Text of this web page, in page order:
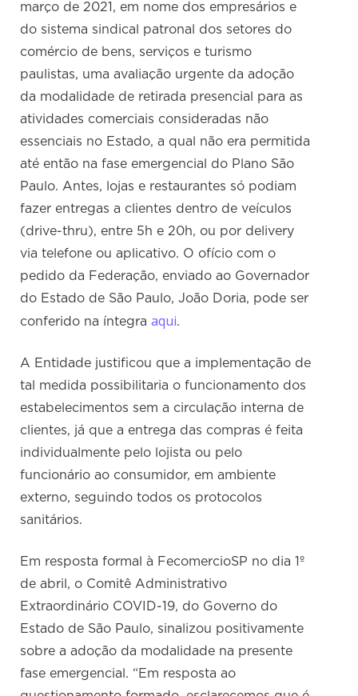
março de 2021, em nome dos empresários e
do sistema sindical patronal dos setores do
comércio de bens, serviços e turismo
paulistas, uma avaliação urgente da adoção
da modalidade de retirada presencial para as
atividades comerciais consideradas não
essenciais no Estado, a qual não era permitida
até então na fase emergencial do Plano São
Paulo. Antes, lojas e restaurantes só podiam
fazer entregas a clientes dentro de veículos
(drive-thru), entre 5h e 20h, ou por delivery
via telefone ou aplicativo. O ofício com o
pedido da Federação, enviado ao Governador
do Estado de São Paulo, João Doria, pode ser
conferido na íntegraaqui.
A Entidade justificou que a implementação de
tal medida possibilitaria o funcionamento dos
estabelecimentos sem a circulação interna de
clientes, já que a entrega das compras é feita
individualmente pelo lojista ou pelo
funcionário ao consumidor, em ambiente
externo, seguindo todos os protocolos
sanitários.
Em resposta formal à FecomercioSP no dia 1º
de abril, o Comitê Administrativo
Extraordinário COVID-19, do Governo do
Estado de São Paulo, sinalizou positivamente
sobre a adoção da modalidade na presente
fase emergencial. “Em resposta ao